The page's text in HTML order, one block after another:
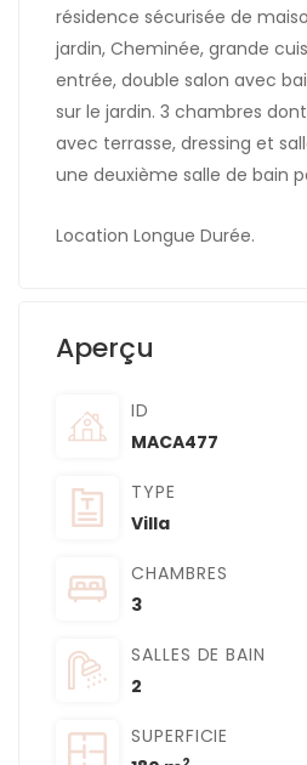
résidence sécurisée de
jardin, Cheminée, grande
entrée, double salon avec
sur le jardin. 3 chambres
avec terrasse, dressing et
une deuxième salle de bain
Location Longue Durée.
Aperçu
ID
MACA477
TYPE
Villa
CHAMBRES
3
SALLES DE BAIN
2
SUPERFICIE